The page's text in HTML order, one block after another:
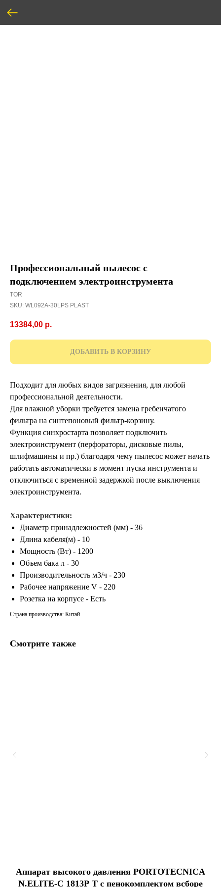
Профессиональный пылесос с
подключением электроинструмента
TOR
SKU: WL092A-30LPS PLAST
13384,00 р.
ДОБАВИТЬ В КОРЗИНУ
Подходит для любых видов загрязнения, для любой
профессиональной деятельности.
Для влажной уборки требуется замена гребенчатого
фильтра на синтепоновый фильтр-корзину.
Функция синхростарта позволяет подключить
электроинструмент (перфораторы, дисковые пилы,
шлифмашины и пр.) благодаря чему пылесос может начать
работать автоматически в момент пуска инструмента и
отключиться с временной задержкой после выключения
электроинструмента.
Характеристики:
Диаметр принадлежностей (мм) - 36
Длина кабеля(м) - 10
Мощность (Вт) - 1200
Объем бака л - 30
Производительность м3/ч - 230
Рабочее напряжение V - 220
Розетка на корпусе - Есть
Страна производства: Китай
Смотрите также
Аппарат высокого давления PORTOTECNICA
N.ELITE-C 1813P T с пенокомплектом всборе